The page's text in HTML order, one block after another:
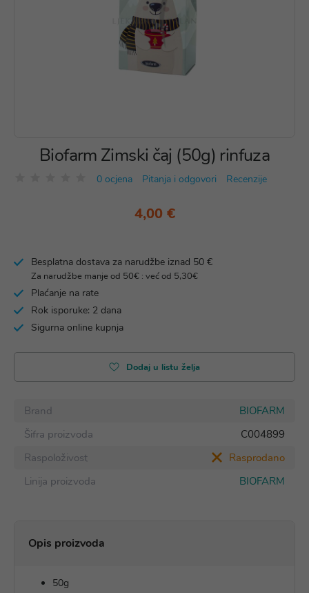
Biofarm Zimski čaj (50g) rinfuza
0 ocjena Pitanja i odgovori Recenzije
4,00 €
Besplatna dostava za narudžbe iznad 50 €
Za narudžbe manje od 50€ : već od 5,30€
Plaćanje na rate
Rok isporuke: 2 dana
Sigurna online kupnja
Dodaj u listu želja
Brand
BIOFARM
Šifra proizvoda
C004899
Raspoloživost
Rasprodano
Linija proizvoda
BIOFARM
Opis proizvoda
50g